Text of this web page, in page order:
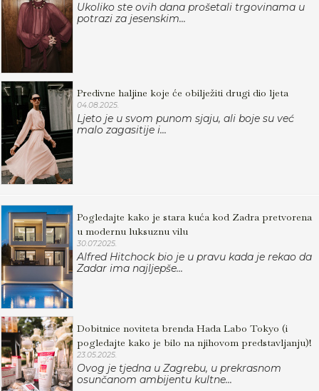
Ukoliko ste ovih dana prošetali trgovinama u
potrazi za jesenskim...
Predivne haljine koje će obilježiti drugi dio ljeta
04.08.2025.
Ljeto je u svom punom sjaju, ali boje su već
malo zagasitije i...
Pogledajte kako je stara kuća kod Zadra pretvorena
u modernu luksuznu vilu
30.07.2025.
Alfred Hitchock bio je u pravu kada je rekao da
Zadar ima najljepše...
Dobitnice noviteta brenda Hada Labo Tokyo (i
pogledajte kako je bilo na njihovom predstavljanju)!
23.05.2025.
Ovog je tjedna u Zagrebu, u prekrasnom
osunčanom ambijentu kultne...